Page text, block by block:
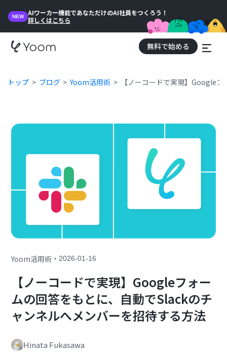
NEW
AIワーカー機能であなただけのAI社員をつくろう！
詳しくはこちら
無料で始める
トップ ブログ Yoom活用術 【ノーコードで実現】Google
Yoom活用術 ・2026-01-16
【ノーコードで実現】Googleフォー
ムの回答をもとに、自動でSlackのチ
ャンネルへメンバーを招待する方法
Hinata Fukasawa